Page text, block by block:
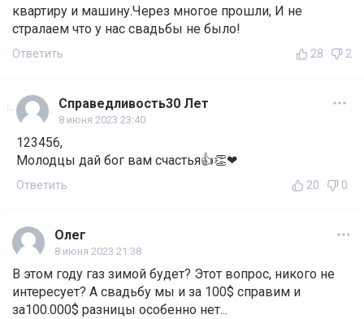
квартиру и машину.Через многое прошли, И не
стралаем что у нас свадьбы не было!
Ответить 28 2
Справедливость30 Лет
8 июня 2023 23:40
123456,
Молодцы дай бог вам счастья👍👏❤
Ответить 20 0
Олег
8 июня 2023 21:38
В этом году газ зимой будет? Этот вопрос, никого не
интересует? А свадьбу мы и за 100$ справим и
за100.000$ разницы особенно нет...